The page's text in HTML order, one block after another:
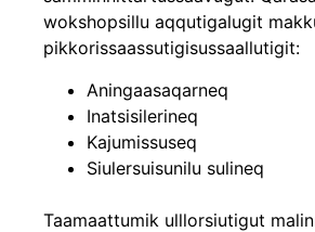
wokshopsillu aqqutigalugit
pikkorissaassutigisussaallutigit:
Aningaasaqarneq
Inatsisilerineq
Kajumissuseq
Siulersuisunilu sulineq
Taamaattumik ulllorsiutigut